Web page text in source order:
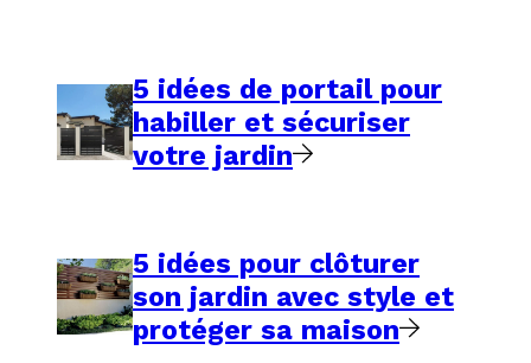
5 idées de portail pour
habiller et sécuriser
votre jardin
5 idées pour clôturer
son jardin avec style et
protéger sa maison